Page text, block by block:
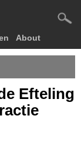
About
Efteling